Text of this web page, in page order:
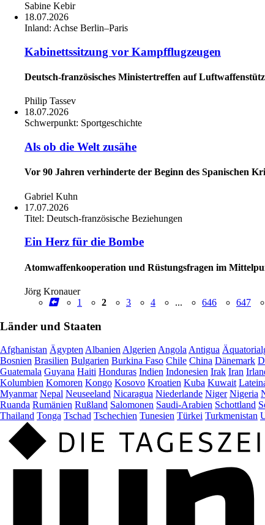
Sabine Kebir
18.07.2026
Inland: Achse Berlin–Paris
Kabinettssitzung vor Kampfflugzeugen
Deutsch-französisches Ministertreffen auf
Philip Tassev
18.07.2026
Schwerpunkt: Sportgeschichte
Als ob die Welt zusähe
Vor 90 Jahren verhinderte der Beginn des Spanischen
Gabriel Kuhn
17.07.2026
Titel: Deutsch-französische Beziehungen
Ein Herz für die Bombe
Atomwaffenkooperation und Rüstungsfragen im
Jörg Kronauer
1
2 3 4 ... 646 647
Länder und Staaten
Afghanistan Ägypten Albanien Algerien Angola Antigua
Bosnien Brasilien Bulgarien Burkina Faso Chile China Dänemark
Guatemala Guyana Haiti Honduras Indien Indonesien Irak Iran
Kolumbien Komoren Kongo Kosovo Kroatien Kuba Kuwait
Myanmar Nepal Neuseeland Nicaragua Niederlande Niger Nigeria
Ruanda Rumänien Rußland Salomonen Saudi-Arabien Schottland
Thailand Tonga Tschad Tschechien Tunesien Türkei Turkmenistan